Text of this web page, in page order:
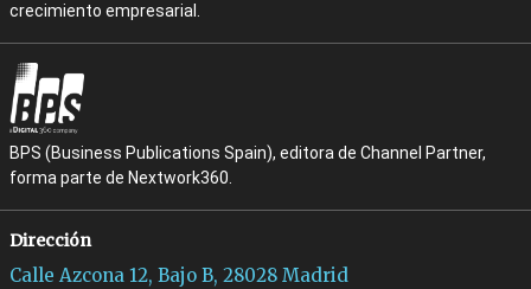
crecimiento empresarial.
BPS (Business Publications Spain), editora de Channel Partner,
forma parte de Nextwork360.
Dirección
Calle Azcona 12, Bajo B, 28028 Madrid